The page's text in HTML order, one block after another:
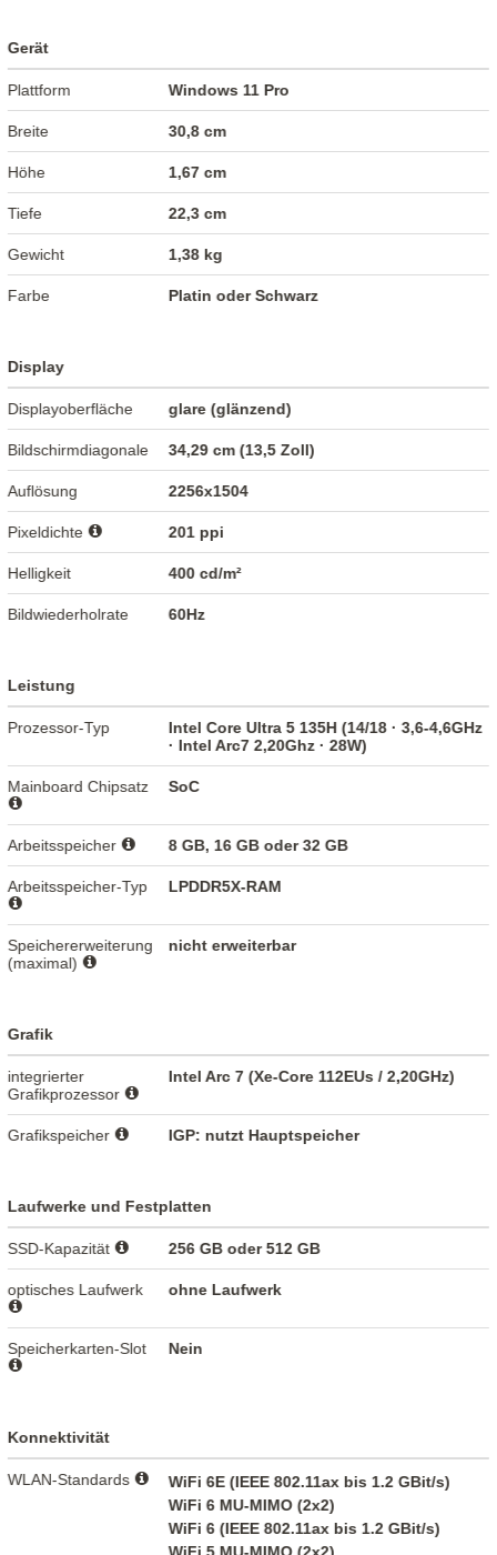
Gerät
Plattform Windows 11 Pro
Breite 30,8 cm
Höhe 1,67 cm
Tiefe 22,3 cm
Gewicht 1,38 kg
Farbe Platin oder Schwarz
Display
Displayoberfläche glare (glänzend)
Bildschirmdiagonale 34,29 cm (13,5 Zoll)
Auflösung 2256x1504
Pixeldichte 201 ppi
Helligkeit 400 cd/m²
Bildwiederholrate 60Hz
Leistung
Prozessor-Typ
Intel Core Ultra 5 135H (14/18 · 3,6-4,6GHz
· Intel Arc7 2,20Ghz · 28W)
Mainboard Chipsatz SoC
Arbeitsspeicher 8 GB, 16 GB oder 32 GB
Arbeitsspeicher-Typ LPDDR5X-RAM
Speichererweiterung
(maximal)
nicht erweiterbar
Grafik
integrierter
Grafikprozessor
Intel Arc 7 (Xe-Core 112EUs / 2,20GHz)
Grafikspeicher IGP: nutzt Hauptspeicher
Laufwerke und Festplatten
SSD-Kapazität 256 GB oder 512 GB
optisches Laufwerk ohne Laufwerk
Speicherkarten-Slot Nein
Konnektivität
WLAN-Standards
WiFi 6E (IEEE 802.11ax bis 1.2 GBit/s)
WiFi 6 MU-MIMO (2x2)
WiFi 6 (IEEE 802.11ax bis 1.2 GBit/s)